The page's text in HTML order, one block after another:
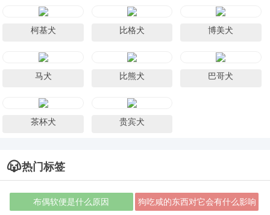
柯基犬 比格犬 博美犬
马犬 比熊犬 巴哥犬
茶杯犬 贵宾犬
热门标签
布偶软便是什么原因 狗吃咸的东西对它会有什么影响